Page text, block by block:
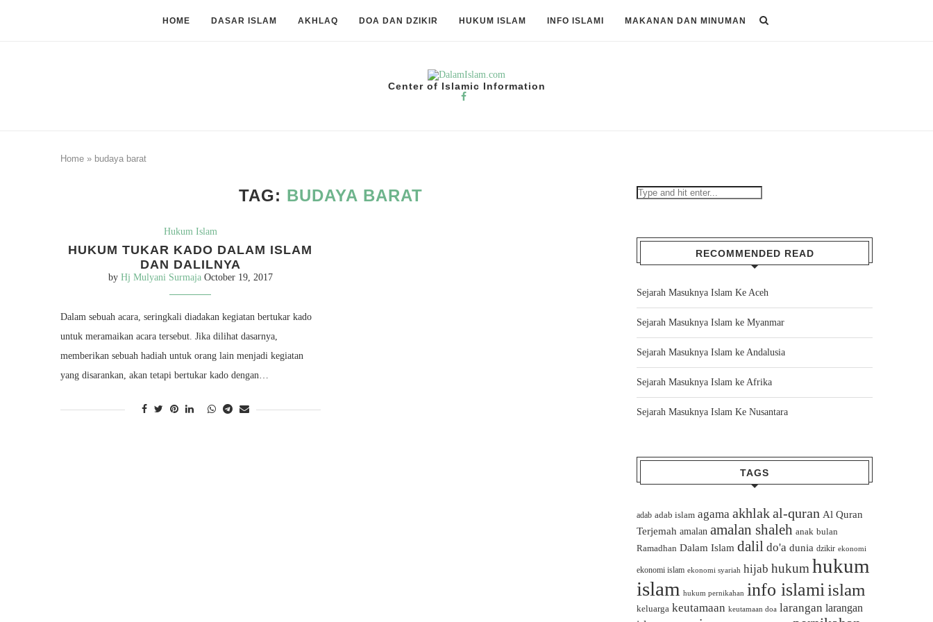
HOME DASAR ISLAM AKHLAQ DOA DAN DZIKIR HUKUM ISLAM INFO ISLAMI MAKANAN DAN MINUMAN
Center of Islamic Information
Home » budaya barat
TAG: BUDAYA BARAT
Hukum Islam
HUKUM TUKAR KADO DALAM ISLAM
DAN DALILNYA
by Hj Mulyani Surmaja October 19, 2017
Dalam sebuah acara, seringkali diadakan kegiatan bertukar kado
untuk meramaikan acara tersebut. Jika dilihat dasarnya,
memberikan sebuah hadiah untuk orang lain menjadi kegiatan
yang disarankan, akan tetapi bertukar kado dengan…
RECOMMENDED READ
Sejarah Masuknya Islam Ke Aceh
Sejarah Masuknya Islam ke Myanmar
Sejarah Masuknya Islam ke Andalusia
Sejarah Masuknya Islam ke Afrika
Sejarah Masuknya Islam Ke Nusantara
TAGS
adab adab islam agama akhlakal-quran Al Quran
Terjemah amalan amalan shaleh anak bulan
Ramadhan Dalam Islam dalil do'a dunia dzikir ekonomi
ekonomi islam ekonomi syariah hijab hukum hukum
islam hukum pernikahan info islamiislam
keluarga keutamaan keutamaan doa larangan larangan